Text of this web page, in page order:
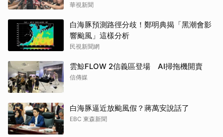
華視新聞
白海豚預測路徑分歧！鄭明典揭「黑潮會影
響颱風」這樣分析
民視新聞網
雲鯨FLOW 2信義區登場 AI掃拖機開賣
信傳媒
白海豚逼近放颱風假？蔣萬安說話了
EBC 東森新聞